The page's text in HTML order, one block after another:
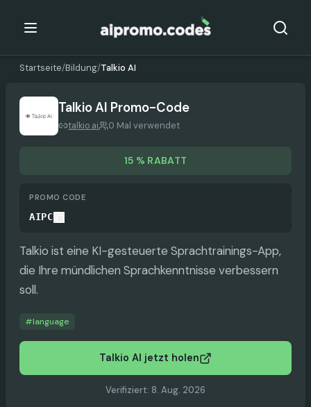
Startseite/Bildung/Talkio AI
Talkio AI Promo-Code
talkio.ai 0 Mal verwendet
15 % RABATT
PROMO CODE
AIPC
Talkio ist eine KI-gesteuerte Sprachtrainings-App,
die Ihre mündlichen Sprachkenntnisse verbessern
soll.
#language
Talkio AI jetzt holen
Verifiziert: 8. Aug. 2026